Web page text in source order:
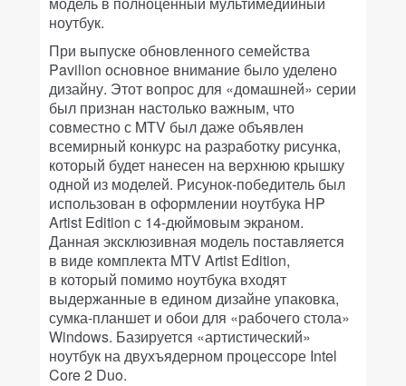
ноутбук.
При выпуске обновленного семейства
Pavilion основное внимание было уделено
дизайну. Этот вопрос для «домашней» серии
был признан настолько важным, что
совместно с MTV был даже объявлен
всемирный конкурс на разработку рисунка,
который будет нанесен на верхнюю крышку
одной из моделей. Рисунок-победитель был
использован в оформлении ноутбука HP
Artist Edition с 14-дюймовым экраном.
Данная эксклюзивная модель поставляется
в виде комплекта MTV Artist Edition,
в который помимо ноутбука входят
выдержанные в едином дизайне упаковка,
сумка-планшет и обои для «рабочего стола»
Windows. Базируется «артистический»
ноутбук на двухъядерном процессоре Intel
Core 2 Duo.